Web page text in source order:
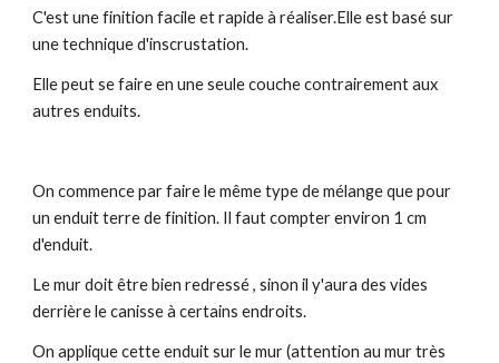
C'est une finition facile et rapide à réaliser.Elle est basé sur
une technique d'inscrustation.
Elle peut se faire en une seule couche contrairement aux
autres enduits.
On commence par faire le même type de mélange que pour
un enduit terre de finition. Il faut compter environ 1 cm
d'enduit.
Le mur doit être bien redressé , sinon il y'aura des vides
derrière le canisse à certains endroits.
On applique cette enduit sur le mur (attention au mur très